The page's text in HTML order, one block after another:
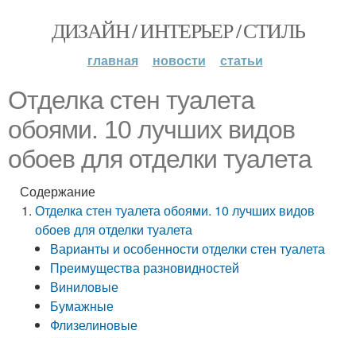
ДИЗАЙН / ИНТЕРЬЕР / СТИЛЬ
главная новости статьи
Отделка стен туалета
обоями. 10 лучших видов
обоев для отделки туалета
Содержание
Отделка стен туалета обоями. 10 лучших видов
обоев для отделки туалета
Варианты и особенности отделки стен туалета
Преимущества разновидностей
Виниловые
Бумажные
Флизелиновые